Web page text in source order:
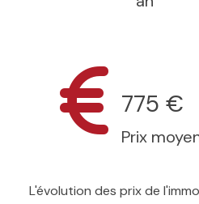
775 €
Prix
L'évolution des prix de